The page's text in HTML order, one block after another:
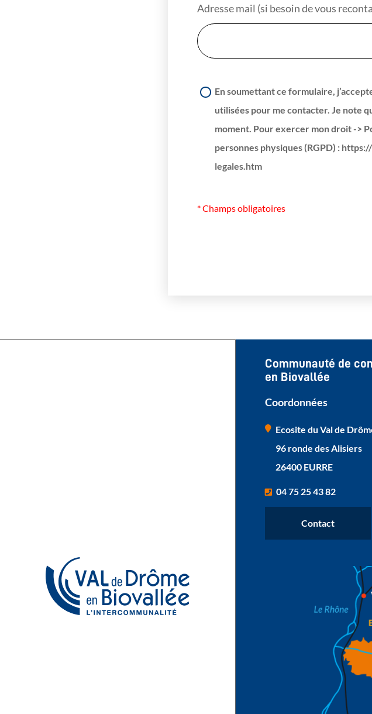
Adresse mail (si besoin de vous
En soumettant ce formulaire,
utilisées pour me contacter. Je note
moment. Pour exercer mon droit ->
personnes physiques (RGPD) :
legales.htm
* Champs obligatoires
Communauté de
en Biovallée
Coordonnées
Ecosite du Val de
96 ronde des Alisiers
26400 EURRE
04 75 25 43 82
Contact